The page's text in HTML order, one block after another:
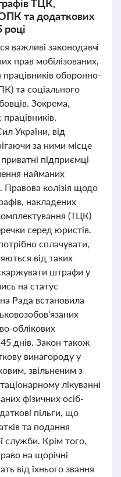
ТЦК,
та додаткових
році
важливі законодавчі
прав мобілізованих,
оборонно-
та соціального
Зокрема,
України, від
за ними місце
підприємці
найманих
Правова колізія щодо
накладених
(ТЦК)
серед юристів.
сплачувати,
від таких
штрафи у
на статус
Рада встановила
облікових
днів. Закон також
винагороду у
звільненим з
лікуванні
фізичних осіб-
пільги, що
та подання
служби. Крім того,
на щорічні
від їхнього звання